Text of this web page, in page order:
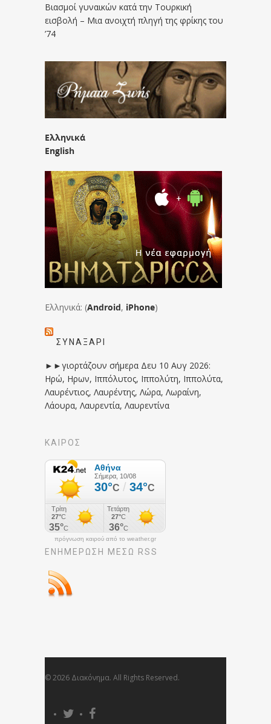
Βιασμοί γυναικών κατά την Τουρκική
εισβολή – Μια ανοιχτή πληγή της φρίκης του
’74
Ελληνικά
English
Ελληνικά: (Android, iPhone)
ΣΥΝΑΞΆΡΙ
►►γιορτάζουν σήμερα Δευ 10 Αυγ 2026:
Ηρώ, Ηρων, Ιππόλυτος, Ιππολύτη, Ιππολύτα,
Λαυρέντιος, Λαυρέντης, Λώρα, Λωραίνη,
Λάουρα, Λαυρεντία, Λαυρεντίνα
ΚΑΙΡΟΣ
πρόγνωση καιρού από το weather.gr
ΕΝΗΜΈΡΩΣΉ ΜΕΣΩ RSS
© 2026 Διακόνημα. All Rights Reserved.